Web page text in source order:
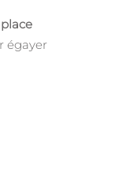
égayer